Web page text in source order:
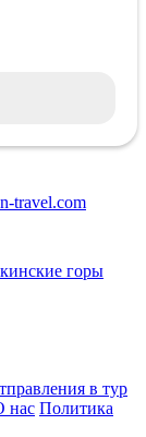
travel.com
горы
в тур
нас Политика